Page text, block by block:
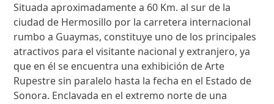
Situada aproximadamente a 60 Km. al sur de la
ciudad de Hermosillo por la carretera internacional
rumbo a Guaymas, constituye uno de los principales
atractivos para el visitante nacional y extranjero, ya
que en él se encuentra una exhibición de Arte
Rupestre sin paralelo hasta la fecha en el Estado de
Sonora. Enclavada en el extremo norte de una